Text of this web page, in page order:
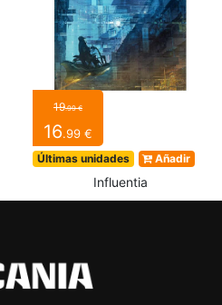
19.99 €
16.99 €
Últimas unidades Añadir
Influentia